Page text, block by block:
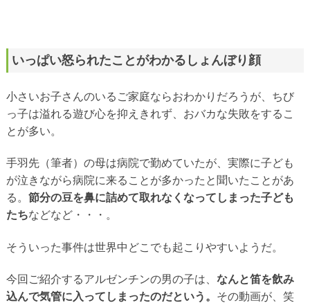
いっぱい怒られたことがわかるしょんぼり顔
小さいお子さんのいるご家庭ならおわかりだろうが、ちび
っ子は溢れる遊び心を抑えきれず、おバカな失敗をするこ
とが多い。
手羽先（筆者）の母は病院で勤めていたが、実際に子ども
が泣きながら病院に来ることが多かったと聞いたことがあ
る。 節分の豆を鼻に詰めて取れなくなってしまった子ども
たちなどなど・・・。
そういった事件は世界中どこでも起こりやすいようだ。
今回ご紹介するアルゼンチンの男の子は、 なんと笛を飲み
込んで気管に入ってしまったのだという。 その動画が、笑